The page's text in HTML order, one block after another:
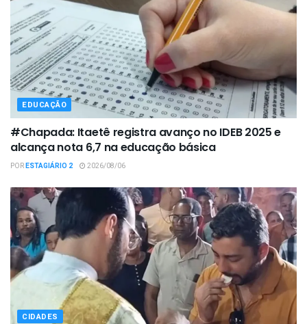
EDUCAÇÃO
#Chapada: Itaetê registra avanço no IDEB 2025 e
alcança nota 6,7 na educação básica
PORESTAGIÁRIO 2 2026/08/06
CIDADES